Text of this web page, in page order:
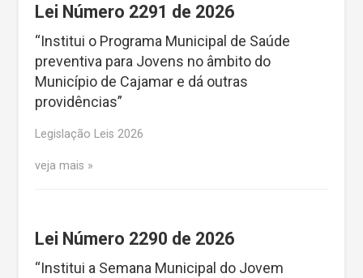
Lei Número 2291 de 2026
“Institui o Programa Municipal de Saúde
preventiva para Jovens no âmbito do
Município de Cajamar e dá outras
providências”
Legislação Leis 2026
veja mais
Lei Número 2290 de 2026
“Institui a Semana Municipal do Jovem